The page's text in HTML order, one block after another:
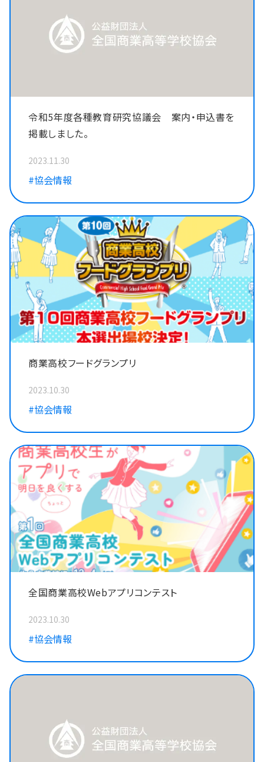
令和5年度各種教育研究協議会 案内・申込書を
掲載しました。
2023.11.30
#協会情報
商業高校フードグランプリ
2023.10.30
#協会情報
全国商業高校Webアプリコンテスト
2023.10.30
#協会情報